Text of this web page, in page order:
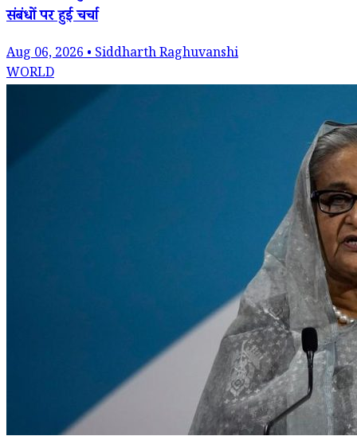
संबंधों पर हुई चर्चा
Aug 06, 2026 • Siddharth Raghuvanshi
WORLD